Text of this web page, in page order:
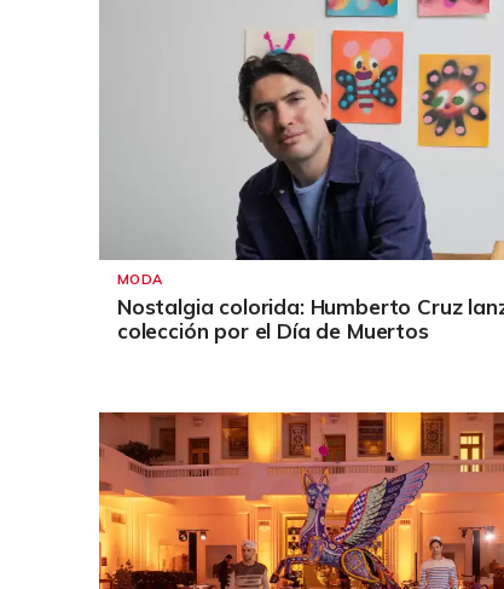
MODA
Nostalgia colorida: Humberto Cruz
colección por el Día de Muertos